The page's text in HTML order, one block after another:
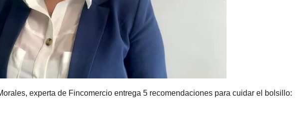
experta de Fincomercio entrega 5 recomendaciones para cuidar el bolsillo: